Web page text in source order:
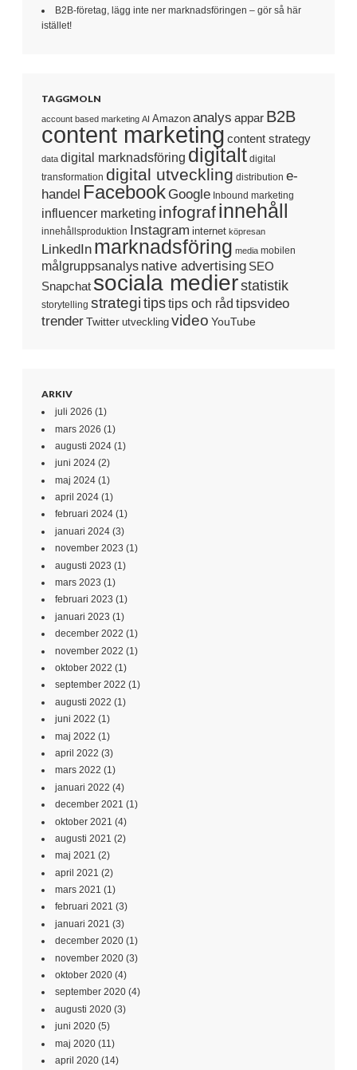
B2B-företag, lägg inte ner marknadsföringen – gör så här
istället!
TAGGMOLN
account based marketing AI Amazon analys appar B2B
content marketing content strategy
data digital marknadsföring digitalt digital
transformation digital utveckling distribution e-
handel Facebook Google Inbound marketing
influencer marketing infografinnehåll
innehållsproduktion Instagram internet köpresan
LinkedIn marknadsföring media mobilen
målgruppsanalys native advertising SEO
Snapchat sociala medierstatistik
storytelling strategi tipstips och råd tipsvideo
trenderTwitter utveckling video YouTube
ARKIV
juli 2026 (1)
mars 2026 (1)
augusti 2024 (1)
juni 2024 (2)
maj 2024 (1)
april 2024 (1)
februari 2024 (1)
januari 2024 (3)
november 2023 (1)
augusti 2023 (1)
mars 2023 (1)
februari 2023 (1)
januari 2023 (1)
december 2022 (1)
november 2022 (1)
oktober 2022 (1)
september 2022 (1)
augusti 2022 (1)
juni 2022 (1)
maj 2022 (1)
april 2022 (3)
mars 2022 (1)
januari 2022 (4)
december 2021 (1)
oktober 2021 (4)
augusti 2021 (2)
maj 2021 (2)
april 2021 (2)
mars 2021 (1)
februari 2021 (3)
januari 2021 (3)
december 2020 (1)
november 2020 (3)
oktober 2020 (4)
september 2020 (4)
augusti 2020 (3)
juni 2020 (5)
maj 2020 (11)
april 2020 (14)